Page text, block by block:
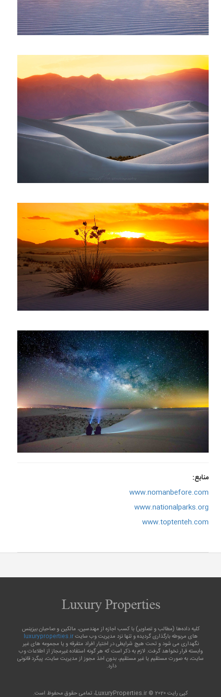
منابع:
www.nomanbefore.com
www.nationalparks.org
www.toptenteh.com
کلیه داده‌ها (مطالب و تصاویر) با کسب اجازه از مهندسین، مالکین و صاحبان بیزینس
های مربوطه بارگذاری گردیده و تنها نزد مدیریت وب سایتluxuryproperties.ir
نگهداری می شود و تحت هیچ شرایطی در اختیار افراد متفرقه و یا مجموعه‌ های غیر
وابسته قرار نخواهد گرفت. لازم به ذکر است که هر گونه استفاده غیرمجاز از اطلاعات وب
سایت، به صورت مستقیم یا غیر مستقیم، بدون اخذ مجوز از مدیریت سایت، پیگرد قانونی
دارد.
کپی رایت 2020 © LuxuryProperties.ir، تمامی حقوق محفوظ است.